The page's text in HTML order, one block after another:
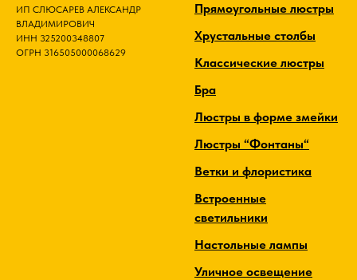
ИП СЛЮСАРЕВ АЛЕКСАНДР
ВЛАДИМИРОВИЧ
ИНН 325200348807
ОГРН 316505000068629
Прямоугольные люстры
Хрустальные столбы
Классические люстры
Бра
Люстры в форме змейки
Люстры “Фонтаны“
Ветки и флористика
Встроенные
светильники
Настольные лампы
Уличное освещение